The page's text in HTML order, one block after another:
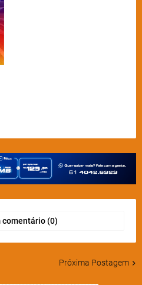
comentário (0)
Próxima Postagem